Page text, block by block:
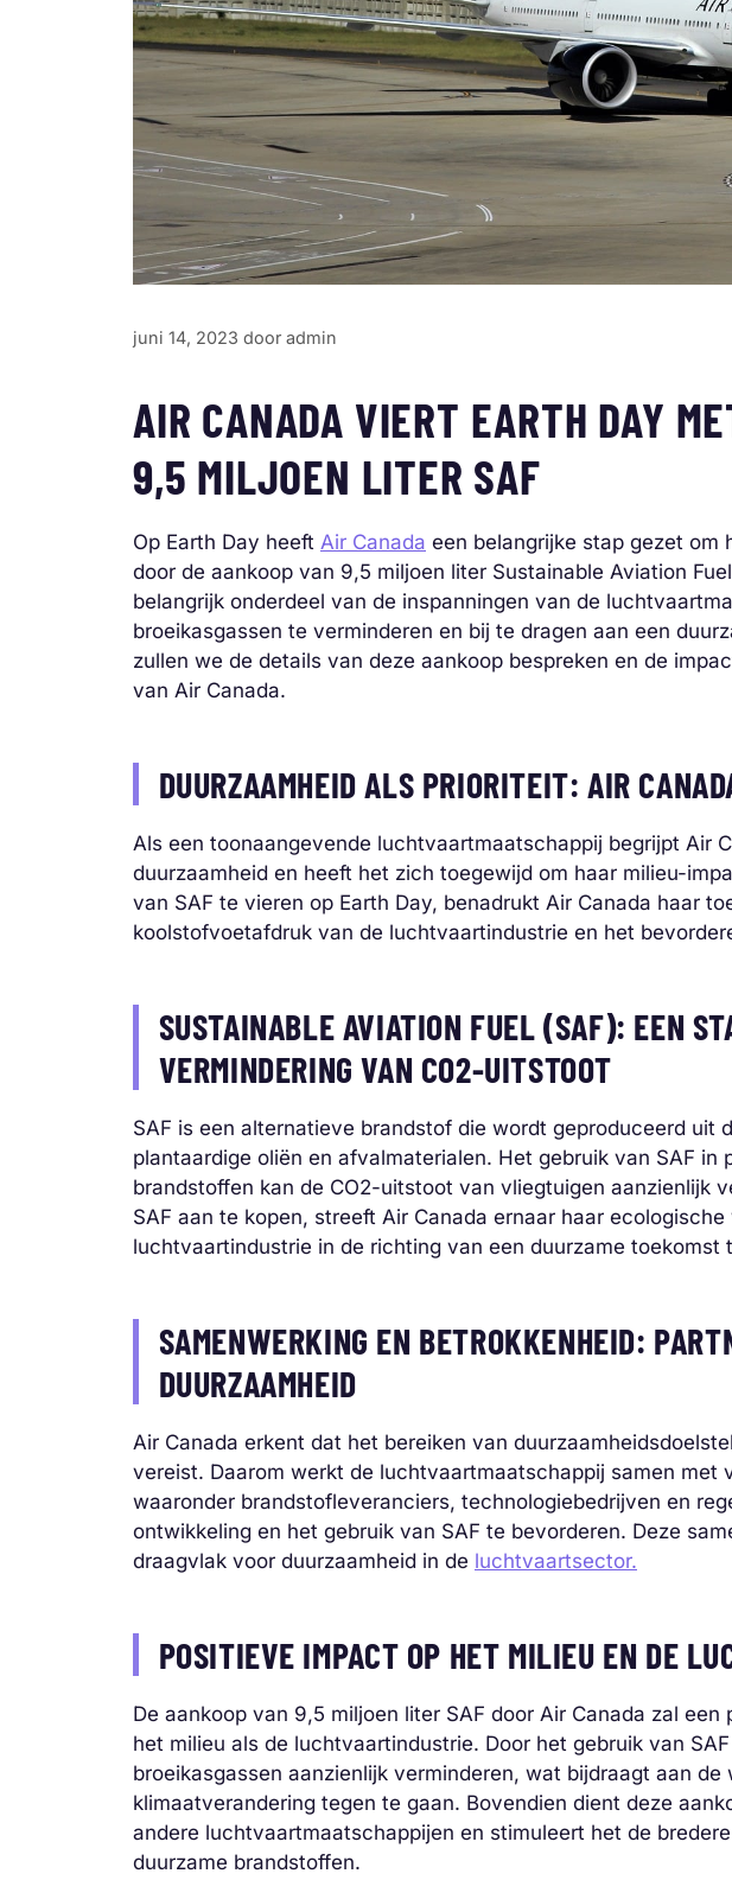
juni 14, 2023 door admin
AIR CANADA VIERT EARTH DAY
9,5 MILJOEN LITER SAF
Op Earth Day heeft Air Canada een belangrijke stap gezet om
door de aankoop van 9,5 miljoen liter Sustainable Aviation
belangrijk onderdeel van de inspanningen van de
broeikasgassen te verminderen en bij te dragen aan een
zullen we de details van deze aankoop bespreken en de
van Air Canada.
DUURZAAMHEID ALS PRIORITEIT: AIR
Als een toonaangevende luchtvaartmaatschappij begrijpt Air
duurzaamheid en heeft het zich toegewijd om haar milieu-
van SAF te vieren op Earth Day, benadrukt Air Canada haar
koolstofvoetafdruk van de luchtvaartindustrie en het
SUSTAINABLE AVIATION FUEL (SAF): EEN
VERMINDERING VAN CO2-UITSTOOT
SAF is een alternatieve brandstof die wordt geproduceerd uit
plantaardige oliën en afvalmaterialen. Het gebruik van SAF in
brandstoffen kan de CO2-uitstoot van vliegtuigen aanzienlijk
SAF aan te kopen, streeft Air Canada ernaar haar
luchtvaartindustrie in de richting van een duurzame toekomst
SAMENWERKING EN BETROKKENHEID:
DUURZAAMHEID
Air Canada erkent dat het bereiken van
vereist. Daarom werkt de luchtvaartmaatschappij samen met
waaronder brandstofleveranciers, technologiebedrijven en
ontwikkeling en het gebruik van SAF te bevorderen. Deze
draagvlak voor duurzaamheid in de luchtvaartsector.
POSITIEVE IMPACT OP HET MILIEU EN DE
De aankoop van 9,5 miljoen liter SAF door Air Canada zal
het milieu als de luchtvaartindustrie. Door het gebruik van
broeikasgassen aanzienlijk verminderen, wat bijdraagt aan de
klimaatverandering tegen te gaan. Bovendien dient deze
andere luchtvaartmaatschappijen en stimuleert het de
duurzame brandstoffen.